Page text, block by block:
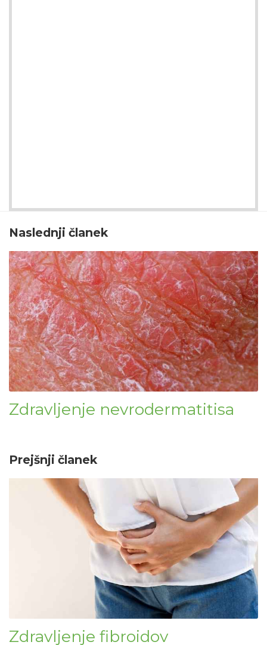
Naslednji članek
Zdravljenje nevrodermatitisa
Prejšnji članek
Zdravljenje fibroidov